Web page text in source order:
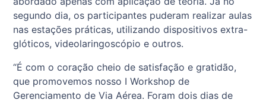
segundo dia, os participantes puderam realizar aulas
nas estações práticas, utilizando dispositivos extra-
glóticos, videolaringoscópio e outros.
“É com o coração cheio de satisfação e gratidão,
que promovemos nosso I Workshop de
Gerenciamento de Via Aérea. Foram dois dias de